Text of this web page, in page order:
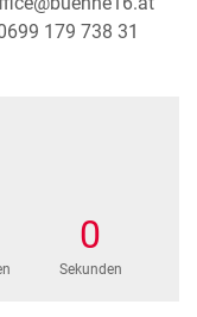
179 738 31
0
Sekunden